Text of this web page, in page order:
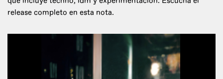
release completo en esta nota.